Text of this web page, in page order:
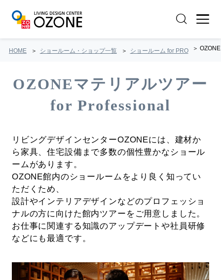
HOME ショールーム・ショップ一覧 ショールーム for PRO
OZONEマテリアルツアー
for Professional
リビングデザインセンターOZONEには、建材か
ら家具、住宅設備まで多数の個性豊かなショール
ームがあります。
OZONE館内のショールームをより良く知ってい
ただくため、
設計やインテリアデザインなどのプロフェッショ
ナルの方に向けた館内ツアーをご用意しました。
お仕事に関連する知識のアップデートや社員研修
などにも最適です。